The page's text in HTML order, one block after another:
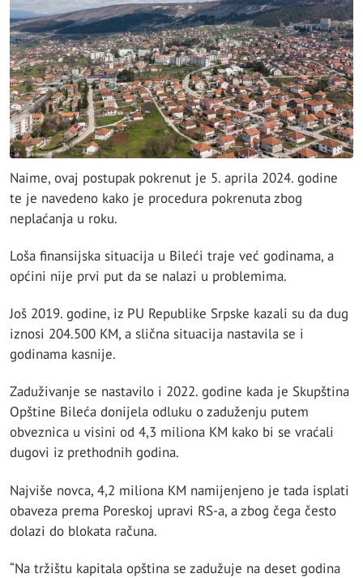
Naime, ovaj postupak pokrenut je 5. aprila 2024. godine
te je navedeno kako je procedura pokrenuta zbog
neplaćanja u roku.
Loša finansijska situacija u Bileći traje već godinama, a
općini nije prvi put da se nalazi u problemima.
Još 2019. godine, iz PU Republike Srpske kazali su da dug
iznosi 204.500 KM, a slična situacija nastavila se i
godinama kasnije.
Zaduživanje se nastavilo i 2022. godine kada je Skupština
Opštine Bileća donijela odluku o zaduženju putem
obveznica u visini od 4,3 miliona KM kako bi se vraćali
dugovi iz prethodnih godina.
Najviše novca, 4,2 miliona KM namijenjeno je tada isplati
obaveza prema Poreskoj upravi RS-a, a zbog čega često
dolazi do blokata računa.
“Na tržištu kapitala opština se zadužuje na deset godina